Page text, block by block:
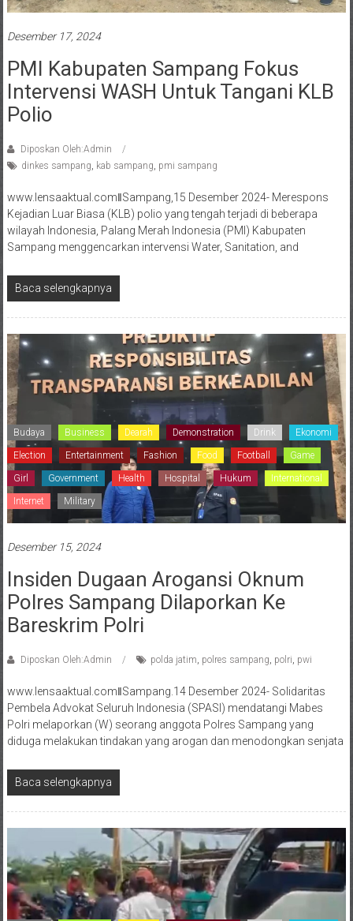
Desember 17, 2024
PMI Kabupaten Sampang Fokus
Intervensi WASH Untuk Tangani KLB
Polio
Diposkan Oleh:Admin
dinkes sampang kab sampang pmi sampang
www.lensaaktual.comǁSampang,15 Desember 2024- Merespons
Kejadian Luar Biasa (KLB) polio yang tengah terjadi di beberapa
wilayah Indonesia, Palang Merah Indonesia (PMI) Kabupaten
Sampang menggencarkan intervensi Water, Sanitation, and
Baca selengkapnya
Budaya Business Dearah Demonstration Drink Ekonomi
Election Entertainment Fashion Food Football Game
Girl Government Health Hospital Hukum International
Internet Military
Desember 15, 2024
Insiden Dugaan Arogansi Oknum
Polres Sampang Dilaporkan Ke
Bareskrim Polri
Diposkan Oleh:Admin polda jatim, polres sampang, polri, pwi
www.lensaaktual.comǁSampang.14 Desember 2024- Solidaritas
Pembela Advokat Seluruh Indonesia (SPASI) mendatangi Mabes
Polri melaporkan (W) seorang anggota Polres Sampang yang
diduga melakukan tindakan yang arogan dan menodongkan senjata
Baca selengkapnya